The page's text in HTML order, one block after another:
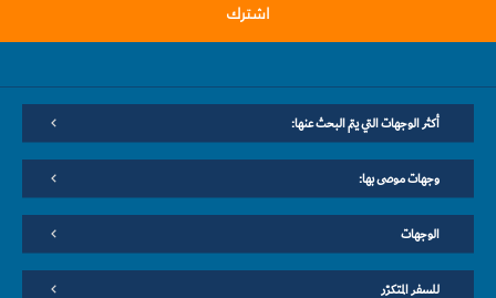
اشترك
أكثر الوجهات التي يتم البحث عنها:
وجهات موصى بها:
الوجهات
للسفر المتكرّر